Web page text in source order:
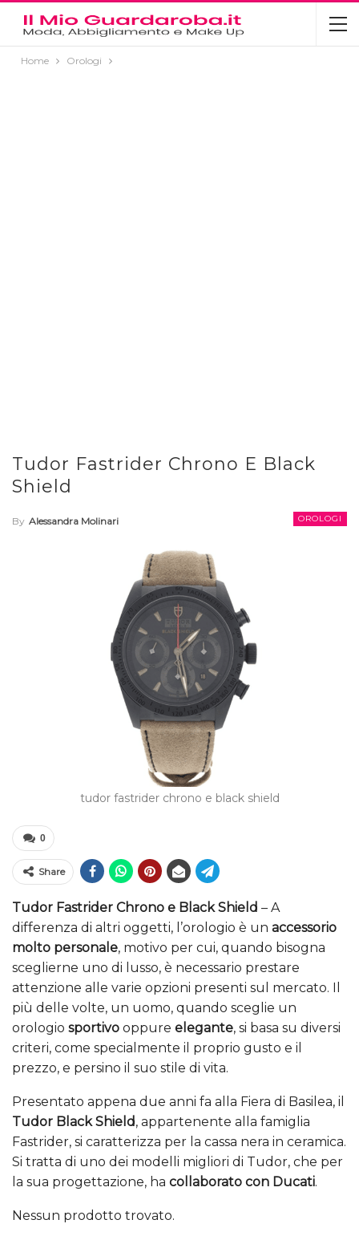
Home Orologi
Tudor Fastrider Chrono E Black
Shield
OROLOGI
By Alessandra Molinari
tudor fastrider chrono e black shield
0
Share
Tudor Fastrider Chrono e Black Shield – A
differenza di altri oggetti, l’orologio è un accessorio
molto personale, motivo per cui, quando bisogna
sceglierne uno di lusso, è necessario prestare
attenzione alle varie opzioni presenti sul mercato. Il
più delle volte, un uomo, quando sceglie un
orologio sportivo oppure elegante, si basa su diversi
criteri, come specialmente il proprio gusto e il
prezzo, e persino il suo stile di vita.
Presentato appena due anni fa alla Fiera di Basilea, il
Tudor Black Shield, appartenente alla famiglia
Fastrider, si caratterizza per la cassa nera in ceramica.
Si tratta di uno dei modelli migliori di Tudor, che per
la sua progettazione, ha collaborato con Ducati.
Nessun prodotto trovato.